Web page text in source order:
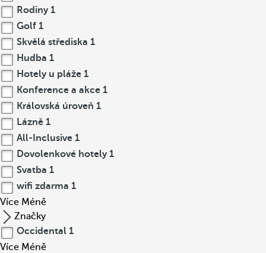
Rodiny 1
Golf 1
Skvělá střediska 1
Hudba 1
Hotely u pláže 1
Konference a akce 1
Královská úroveň 1
Lázně 1
All-Inclusive 1
Dovolenkové hotely 1
Svatba 1
wifi zdarma 1
Více Méně
Značky
Occidental 1
Více Méně